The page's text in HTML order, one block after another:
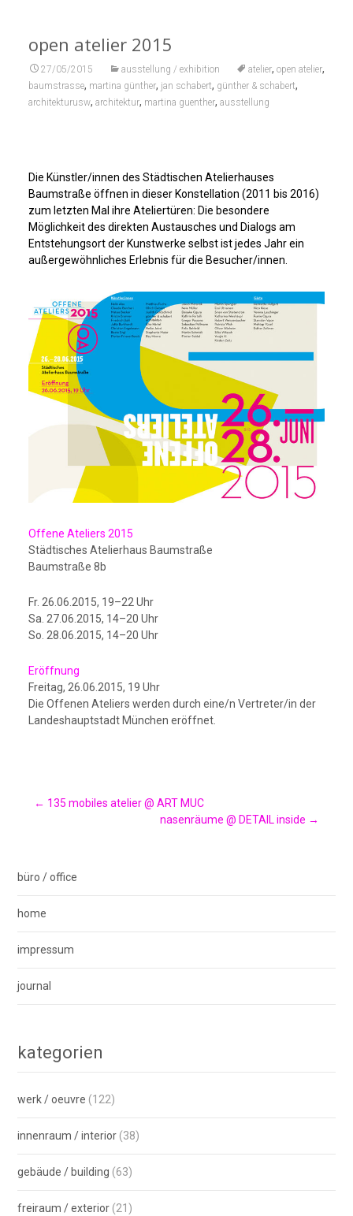
open atelier 2015
27/05/2015 ausstellung / exhibition atelier, open atelier,
baumstrasse, martina günther, jan schabert, günther & schabert,
architekturusw, architektur, martina guenther, ausstellung
Die Künstler/innen des Städtischen Atelierhauses
Baumstraße öffnen in dieser Konstellation (2011 bis 2016)
zum letzten Mal ihre Ateliertüren: Die besondere
Möglichkeit des direkten Austausches und Dialogs am
Entstehungsort der Kunstwerke selbst ist jedes Jahr ein
außergewöhnliches Erlebnis für die Besucher/innen.
Offene Ateliers 2015
Städtisches Atelierhaus Baumstraße
Baumstraße 8b
Fr. 26.06.2015, 19–22 Uhr
Sa. 27.06.2015, 14–20 Uhr
So. 28.06.2015, 14–20 Uhr
Eröffnung
Freitag, 26.06.2015, 19 Uhr
Die Offenen Ateliers werden durch eine/n Vertreter/in der
Landeshauptstadt München eröffnet.
Post
navigation
← 135 mobiles atelier @ ART MUC
nasenräume @ DETAIL inside →
büro / office
home
impressum
journal
kategorien
werk / oeuvre (122)
innenraum / interior (38)
gebäude / building (63)
freiraum / exterior (21)